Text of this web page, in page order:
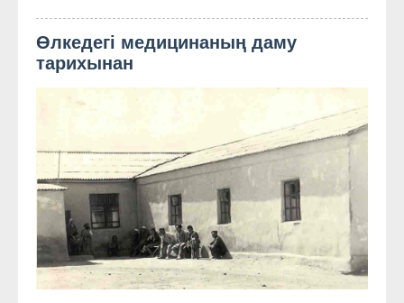
Өлкедегі медицинаның даму
тарихынан